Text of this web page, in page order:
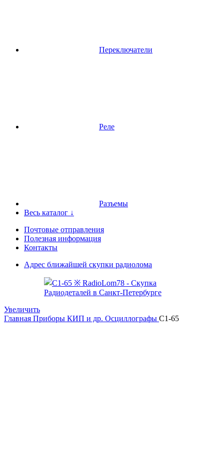
Переключатели
Реле
Разъемы
Весь каталог ↓
Почтовые отправления
Полезная информация
Контакты
Адрес ближайшей скупки радиолома
Увеличить
Главная Приборы КИП и др. Осциллографы С1-65